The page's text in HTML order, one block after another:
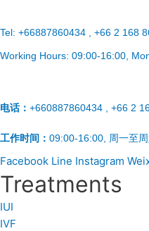
Tel: +66887860434 , +66 2 168
Working Hours: 09:00-16:00 ,
电话： +660887860434 , +66 2
工作时间： 09:00-16:00, 周一至
Facebook Line Instagram
Treatments
IUI
IVF